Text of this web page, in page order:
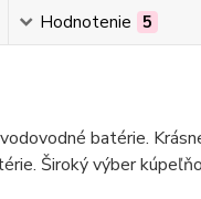
Hodnotenie 5
batérie.
Široký výber